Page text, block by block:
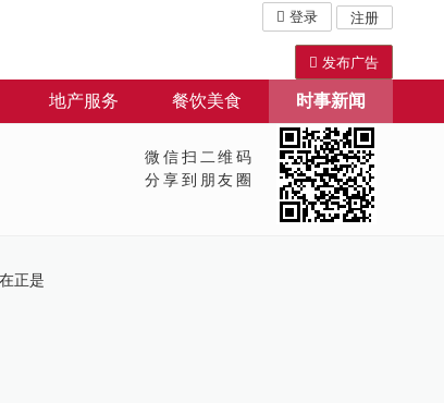
登录 注册
发布广告
地产服务 餐饮美食 时事新闻
微信扫二维码
分享到朋友圈
正是